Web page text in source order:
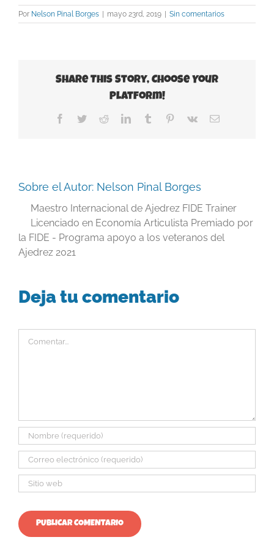
Por Nelson Pinal Borges | mayo 23rd, 2019 | Sin comentarios
Share This Story, Choose Your
Platform!
Facebook
TwitterRedditLinkedInTumblr Pinterest
Vk
Correo
Sobre el Autor: Nelson Pinal Borges
Maestro Internacional de Ajedrez FIDE Trainer
Licenciado en Economía Articulista Premiado por
la FIDE - Programa apoyo a los veteranos del
Ajedrez 2021
Deja tu comentario